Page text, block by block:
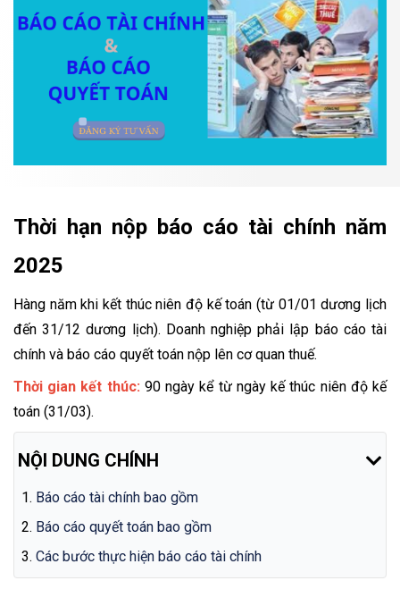
Thời hạn nộp báo cáo tài chính năm
2025
Hàng năm khi kết thúc niên độ kế toán (từ 01/01 dương lịch
đến 31/12 dương lịch). Doanh nghiệp phải lập báo cáo tài
chính và báo cáo quyết toán nộp lên cơ quan thuế.
Thời gian kết thúc: 90 ngày kể từ ngày kế thúc niên độ kế
toán (31/03).
NỘI DUNG CHÍNH
Báo cáo tài chính bao gồm
Báo cáo quyết toán bao gồm
Các bước thực hiện báo cáo tài chính